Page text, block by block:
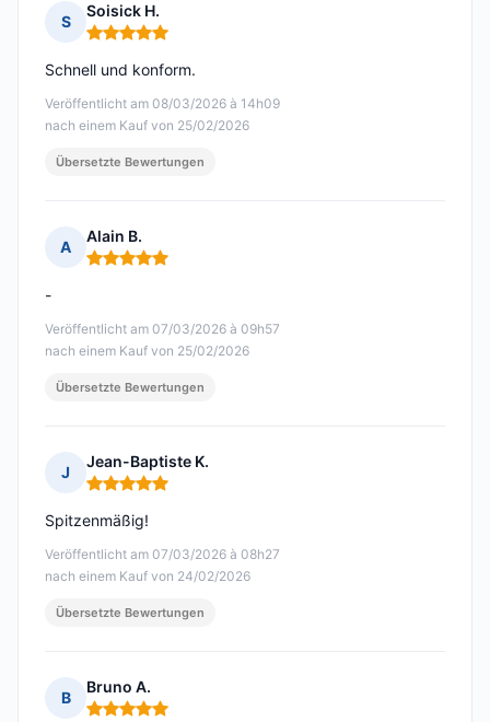
S
Soisick H.
Hinweis: 5 von 5
Veröffentlicht am 08/03/2026 à 14h09
nach einem Kauf von 25/02/2026
Schnell und konform.
Übersetzte Bewertungen
A
Alain B.
Hinweis: 5 von 5
Veröffentlicht am 07/03/2026 à 09h57
nach einem Kauf von 25/02/2026
-
Übersetzte Bewertungen
J
Jean-Baptiste K.
Hinweis: 5 von 5
Veröffentlicht am 07/03/2026 à 08h27
nach einem Kauf von 24/02/2026
Spitzenmäßig!
Übersetzte Bewertungen
B
Bruno A.
Hinweis: 5 von 5